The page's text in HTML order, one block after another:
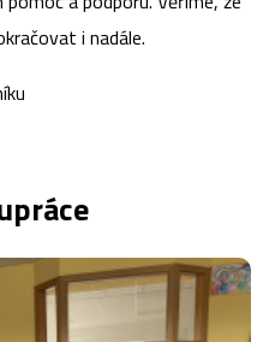
i nadále.